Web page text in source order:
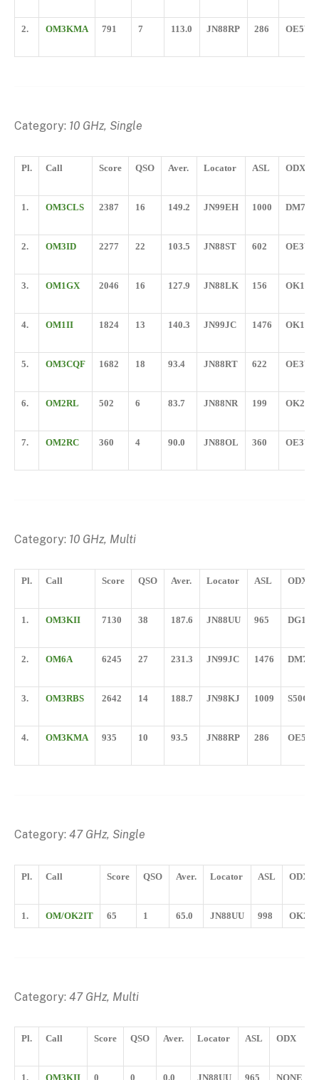
2. OM3KMA 791 7 113.0 JN88RP 286
Category: 10 GHz, Single
Pl. Call Score QSO Aver. Locator ASL ODX
1. OM3CLS 2387 16 149.2 JN99EH 1000 DM7A
2. OM3ID 2277 22 103.5 JN88ST 602
3. OM1GX 2046 16 127.9 JN88LK 156
4. OM1II 1824 13 140.3 JN99JC 1476
5. OM3CQF 1682 18 93.4 JN88RT 622
6. OM2RL 502 6 83.7 JN88NR 199 OK2TT
7. OM2RC 360 4 90.0 JN88OL 360
Category: 10 GHz, Multi
Pl. Call Score QSO Aver. Locator ASL ODX
1. OM3KII 7130 38 187.6 JN88UU 965
2. OM6A 6245 27 231.3 JN99JC 1476 DM7A
3. OM3RBS 2642 14 188.7 JN98KJ 1009 S50C
4. OM3KMA 935 10 93.5 JN88RP 286
Category: 47 GHz, Single
Pl. Call Score QSO Aver. Locator ASL ODX
1. OM/OK2IT 65 1 65.0 JN88UU 998 OK2C
Category: 47 GHz, Multi
Pl. Call Score QSO Aver. Locator ASL ODX
1. OM3KII 0 0 0.0 JN88UU 965 NONE